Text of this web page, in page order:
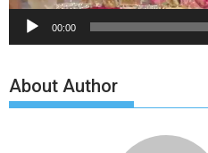
00:00
About Author